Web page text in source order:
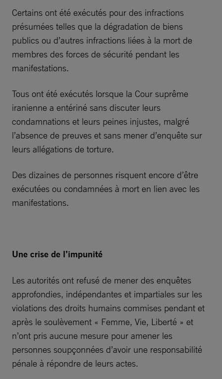
Certains ont été exécutés pour des infractions
présumées telles que la dégradation de biens
publics ou d’autres infractions liées à la mort de
membres des forces de sécurité pendant les
manifestations.
Tous ont été exécutés lorsque la Cour suprême
iranienne a entériné sans discuter leurs
condamnations et leurs peines injustes, malgré
l’absence de preuves et sans mener d’enquête sur
leurs allégations de torture.
Des dizaines de personnes risquent encore d’être
exécutées ou condamnées à mort en lien avec les
manifestations.
Une crise de l’impunité
Les autorités ont refusé de mener des enquêtes
approfondies, indépendantes et impartiales sur les
violations des droits humains commises pendant et
après le soulèvement « Femme, Vie, Liberté » et
n’ont pris aucune mesure pour amener les
personnes soupçonnées d’avoir une responsabilité
pénale à répondre de leurs actes.